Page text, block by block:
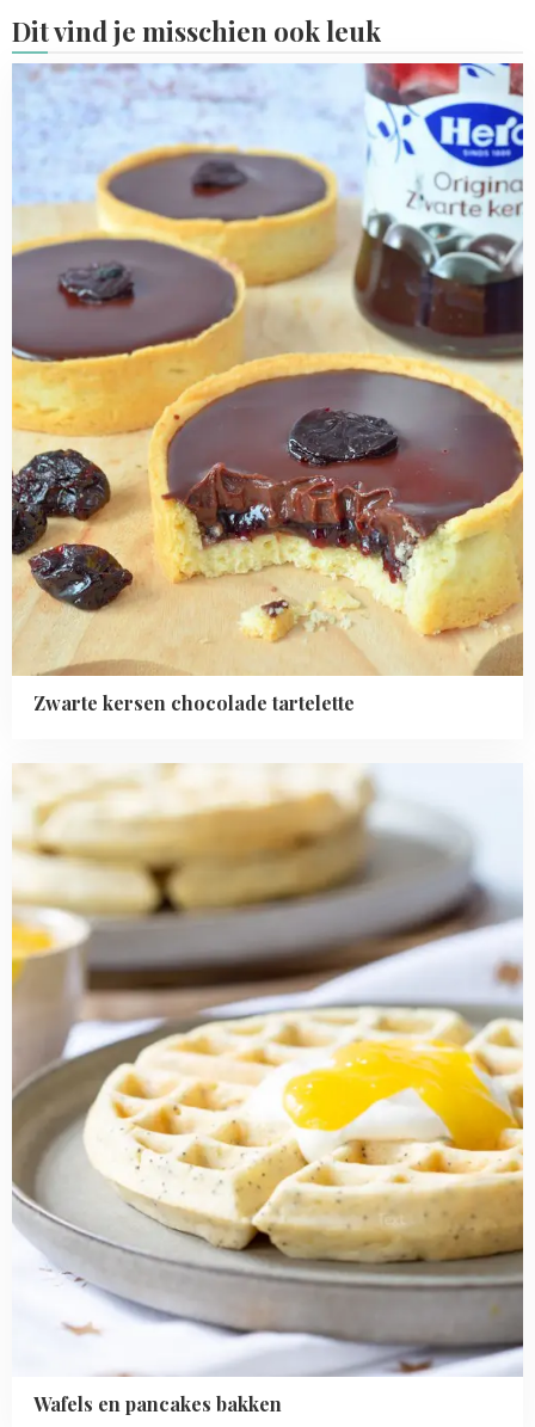
Dit vind je misschien ook leuk
Zwarte kersen chocolade tartelette
Read
about
kersen
chocolade
tartelette
Wafels en pancakes bakken
Read
more
about
Wafels
en
pancakes
bakken